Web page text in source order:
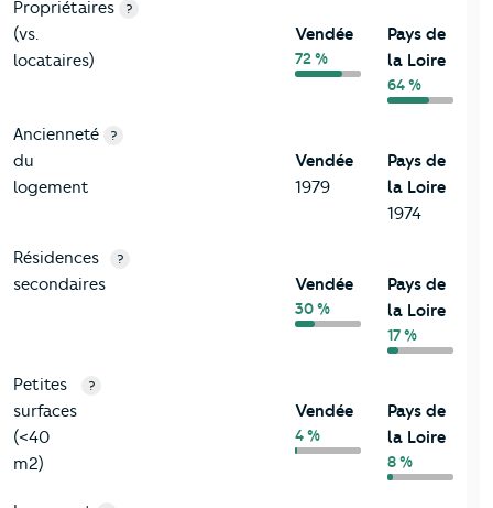
Propriétaires
(vs.
locataires)
?
Vendée
72 %
Pays de
la Loire
64 %
Ancienneté
du
logement
?
Vendée
1979
Pays de
la Loire
1974
Résidences
secondaires
?
Vendée
30 %
Pays de
la Loire
17 %
Petites
surfaces
(<40
m2)
?
Vendée
4 %
Pays de
la Loire
8 %